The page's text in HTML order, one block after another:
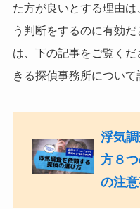
た方が良いとする理由
う判断をするのに有効
は、下の記事をご覧く
きる探偵事務所について
浮気
方８
の注